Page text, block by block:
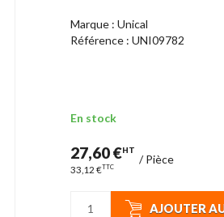
Marque : Unical
Référence : UNI09782
En stock
27,60 €HT
33,12 €TTC
/Pièce
AJOUTER